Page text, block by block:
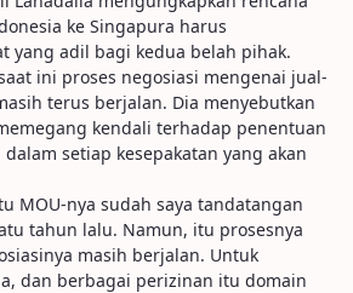
ke Singapura harus
yang adil bagi kedua belah pihak.
ini proses negosiasi mengenai jual-
terus berjalan. Dia menyebutkan
kendali terhadap penentuan
setiap kesepakatan yang akan
MOU-nya sudah saya tandatangan
tahun lalu. Namun, itu prosesnya
masih berjalan. Untuk
dan berbagai perizinan itu domain